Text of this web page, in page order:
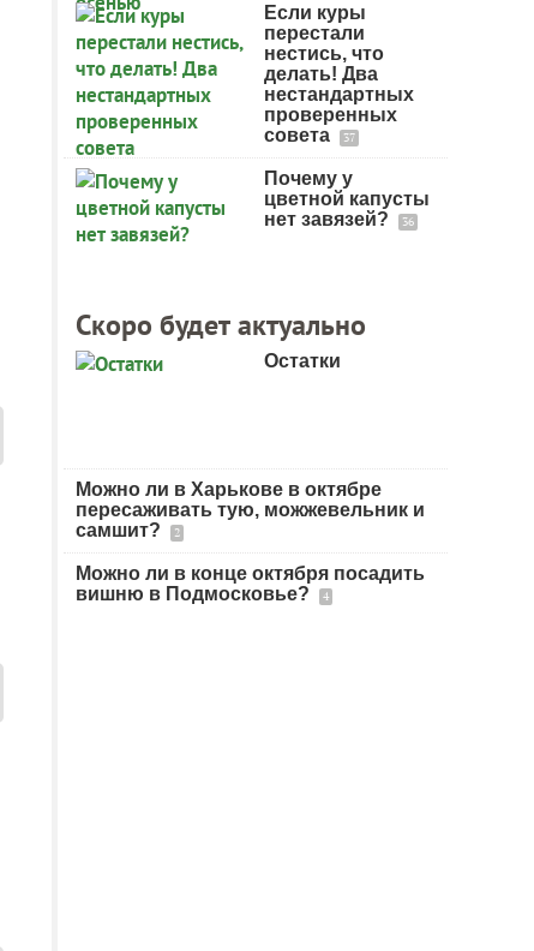
Если куры
перестали
нестись, что
делать! Два
нестандартных
проверенных
совета
37
Почему у
цветной капусты
нет завязей?
36
Скоро будет актуально
Остатки
Можно ли в Харькове в октябре
пересаживать тую, можжевельник и
самшит?
2
Можно ли в конце октября посадить
вишню в Подмосковье?
4